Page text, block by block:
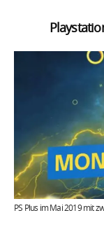
PS Plus im Mai 2019 mit